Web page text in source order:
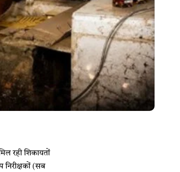
रही शिकायतों
निरीक्षकों (सब